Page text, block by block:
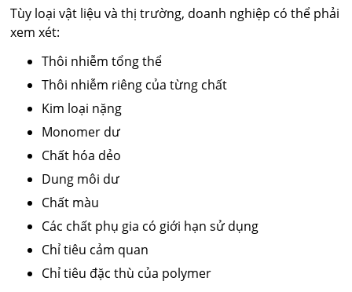
Tùy loại vật liệu và thị trường, doanh nghiệp có thể phải
xem xét:
Thôi nhiễm tổng thể
Thôi nhiễm riêng của từng chất
Kim loại nặng
Monomer dư
Chất hóa dẻo
Dung môi dư
Chất màu
Các chất phụ gia có giới hạn sử dụng
Chỉ tiêu cảm quan
Chỉ tiêu đặc thù của polymer